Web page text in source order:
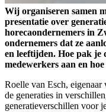
Wij organiseren samen
presentatie over
horecaondernemers in
ondernemers dat ze
en leeftijden. Hoe pak je
medewerkers aan en
Roelle van Esch,
de generaties in
generatieverschillen voor